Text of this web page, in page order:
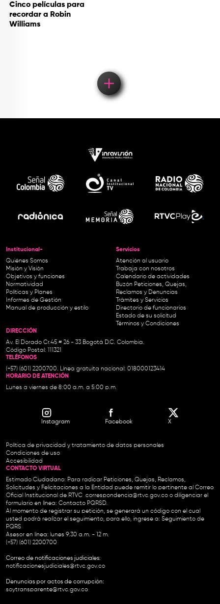
Cinco películas para
recordar a Robin
Williams
Institucional-
Quiénes Somos
Misión y Visión
Objetivos y funciones
Normatividad
Políticas y Planes
Informes de Gestión
Manual de producción y estilo
Servicios
Atención al usuario
Trabaja con nosotros
Calendario de actividades
Buzón Peticiones, Quejas,
Reclamos y Denuncias
Trámites y Servicios
Directorio de funcionarios
Estado de su solicitud
Términos y Condiciones
DIRECCIÓN
Av. El Dorado Cr.45 # 26 - 33 Bogotá D.C. Colombia.
Código Postal: 111321
TELÉFONOS
(+57) (601) 2200700. Línea gratuita nacional: 018000123414
HORARIO DE ATENCIÓN
Lunes a viernes de 8:00 a.m. a 5:00 p.m.
Instagram Facebook X
Política de privacidad y tratamiento de datos personales
Condiciones de uso
Accesibilidad
CONTACTO VIRTUAL
Estimado Ciudadano: Para radicar Peticiones, Quejas, Reclamos,
Solicitudes y Felicitaciones a la Entidad puede remitir lo pertinente al Correo
Oficial Institucional de RTVC correspondencia@rtvc.gov.co o diligenciar el
formulario en línea: Contacto PQRSD.
Al momento de registrar su petición, se generará un código con el cual
usted podrá realizar el seguimiento, para ello, ingrese a: Seguimiento de
PQRS
Asesor en línea: lunes 9:30 a.m. - 12 m.
(+57) (601) 2200700
Correo de notificaciones judiciales:
notificacionesjudiciales@rtvc.gov.co
Denuncias por actos de corrupción:
soytransparente@rtvc.gov.co